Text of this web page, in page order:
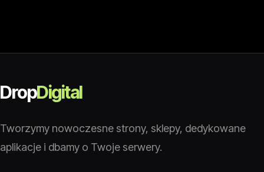
DropDigital
Tworzymy nowoczesne strony, sklepy, dedykowane
aplikacje i dbamy o Twoje serwery.